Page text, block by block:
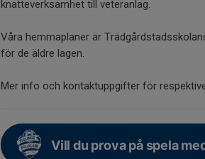
knatteverksamhet till veteranlag.
Våra hemmaplaner är
för de äldre lagen.
Mer info och kontaktuppgifter för
Vill du prova på spela